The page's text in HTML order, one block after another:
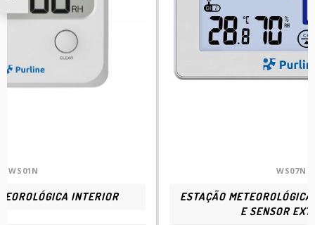
WS01N
INTERIOR
WS07N
ESTAÇÃO
E SENSOR